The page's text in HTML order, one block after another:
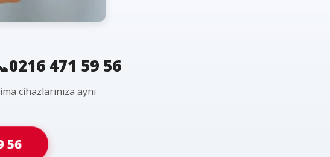
471 59 56
cihazlarınıza aynı
56